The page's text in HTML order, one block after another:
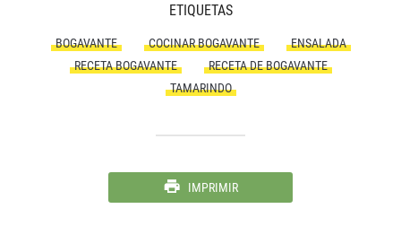
ETIQUETAS
BOGAVANTE COCINAR BOGAVANTE
ENSALADA
RECETA BOGAVANTE
RECETA DE BOGAVANTE
TAMARINDO
IMPRIMIR